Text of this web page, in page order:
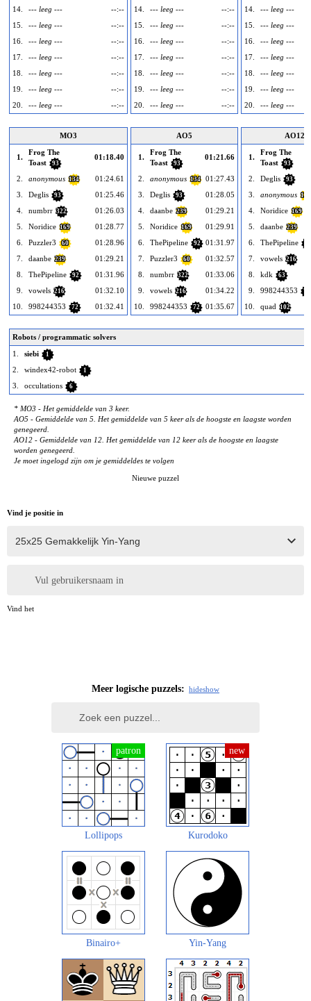
14.
--- leeg ---
--:--
15.
--- leeg ---
--:--
16.
--- leeg ---
--:--
17.
--- leeg ---
--:--
18.
--- leeg ---
--:--
19.
--- leeg ---
--:--
20.
--- leeg --- --:--
14.
--- leeg ---
--:--
15.
--- leeg ---
--:--
16.
--- leeg ---
--:--
17.
--- leeg ---
--:--
18.
--- leeg ---
--:--
19.
--- leeg ---
--:--
20.
--- leeg --- --:--
14.
--- leeg ---
15.
--- leeg ---
16.
--- leeg ---
17.
--- leeg ---
18.
--- leeg ---
19.
--- leeg ---
20.
--- leeg ---
MO3
1.
Frog The
Toast
93
01:18.40
2. anonymous 134
01:24.61
3.
Deglis 93
01:25.46
4.
numbrr 322
01:26.03
5.
Noridice 169
01:28.77
6.
Puzzler3 60
01:28.96
7.
daanbe 239
01:29.21
8.
ThePipeline 92
01:31.96
9.
vowels 216
01:32.10
10.
998244353 72 01:32.41
AO5
1.
Frog The
Toast
93
01:21.66
2. anonymous 134
01:27.43
3.
Deglis 93
01:28.05
4.
daanbe 239
01:29.21
5.
Noridice 169
01:29.91
6.
ThePipeline 92
01:31.97
7.
Puzzler3 60
01:32.57
8.
numbrr 322
01:33.06
9.
vowels 216
01:34.22
10.
998244353 72 01:35.67
AO12
1.
Frog The
Toast
93
2. Deglis 93
3. anonymous 134
4. Noridice 169
5. daanbe 239
6. ThePipeline
7. vowels 216
8. kdk 63
9. 998244353 72
10. quad 102
Robots / programmatic solvers
1.
siebi 1
2. windex42-robot 1
3. occultations 6
* MO3 - Het gemiddelde van 3 keer.
AO5 - Gemiddelde van 5. Het gemiddelde van 5 keer als de hoogste en laagste worden
genegeerd.
AO12 - Gemiddelde van 12. Het gemiddelde van 12 keer als de hoogste en laagste
worden genegeerd.
Je moet ingelogd zijn om je gemiddeldes te volgen
Nieuwe puzzel
Vind je positie in
Vul gebruikersnaam in
Vind het
Meer logische puzzels: hideshow
Lollipops Kurodoko
Binairo+ Yin-Yang